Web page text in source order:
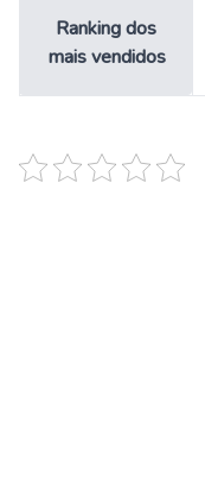
Ranking dos
mais vendidos